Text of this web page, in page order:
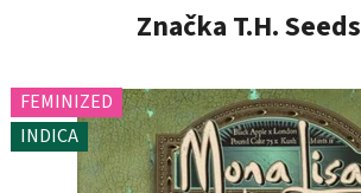
Značka T.H. Seeds
FEMINIZED
INDICA